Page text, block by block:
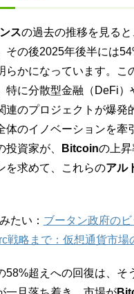
スの過去の推移を見る
その後2025年後半には
らかになっています。こ
、特に分散型金融（DeFi
連のプロジェクトが爆発
体のイノベーションを牽
投資家が、
Bitcoinの上
を求めて、これらのアル
たい： ブータン政府の
戦略まで：仮想通貨市場
58%超えへの回復は、そ